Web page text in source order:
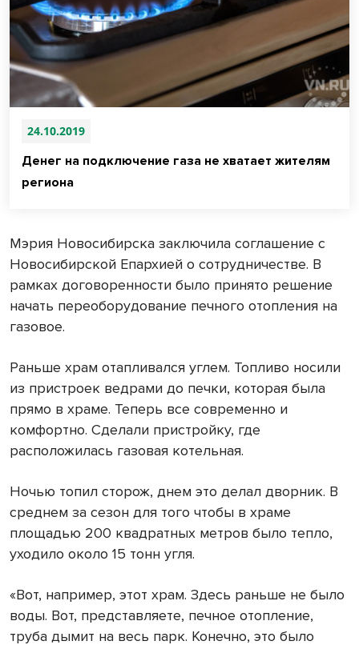
24.10.2019
Денег на подключение газа не хватает жителям
региона
Мэрия Новосибирска заключила соглашение с
Новосибирской Епархией о сотрудничестве. В
рамках договоренности было принято решение
начать переоборудование печного отопления на
газовое.
Раньше храм отапливался углем. Топливо носили
из пристроек ведрами до печки, которая была
прямо в храме. Теперь все современно и
комфортно. Сделали пристройку, где
расположилась газовая котельная.
Ночью топил сторож, днем это делал дворник. В
среднем за сезон для того чтобы в храме
площадью 200 квадратных метров было тепло,
уходило около 15 тонн угля.
«Вот, например, этот храм. Здесь раньше не было
воды. Вот, представляете, печное отопление,
труба дымит на весь парк. Конечно, это было